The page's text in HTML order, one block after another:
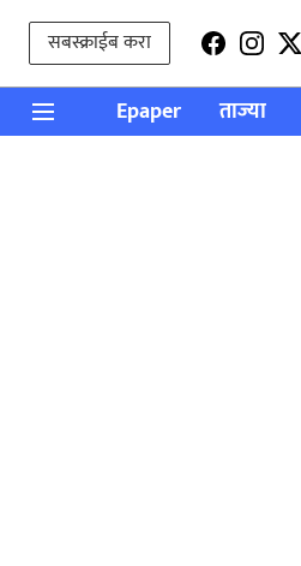
सबस्क्राईब करा
Epaper ताज्या